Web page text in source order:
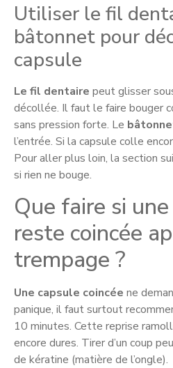
Utiliser le fil
bâtonnet pour
capsule
Le fil dentaire peut glisser
décollée. Il faut le faire bouger
sans pression forte. Le
l’entrée. Si la capsule colle
Pour aller plus loin, la section
si rien ne bouge.
Que faire si
reste coincée
trempage ?
Une capsule coincée ne
panique, il faut surtout
10 minutes. Cette reprise
encore dures. Tirer d’un coup
de kératine (matière de l’ongle).